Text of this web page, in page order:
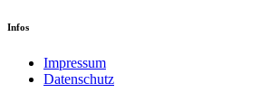
Infos
Impressum
Datenschutz